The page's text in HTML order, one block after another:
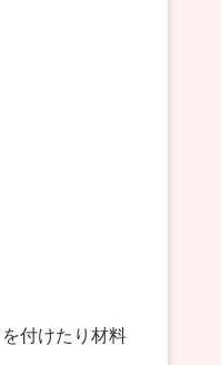
付けたり材料